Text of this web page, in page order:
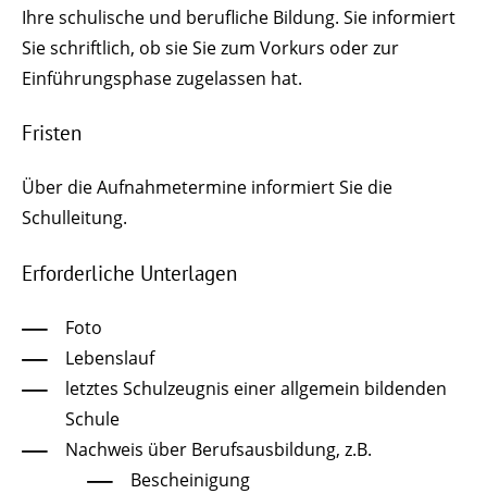
Ihre schulische und berufliche Bildung. Sie informiert
Sie schriftlich, ob sie Sie zum Vorkurs oder zur
Einführungsphase zugelassen hat.
Fristen
Über die Aufnahmetermine informiert Sie die
Schulleitung.
Erforderliche Unterlagen
Foto
Lebenslauf
letztes Schulzeugnis einer allgemein bildenden
Schule
Nachweis über Berufsausbildung, z.B.
Bescheinigung